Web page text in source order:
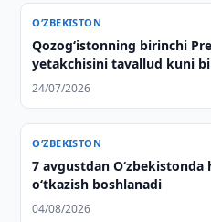
O‘ZBEKISTON
Qozogʻistonning birinchi
yetakchisini tavallud kuni
24/07/2026
O‘ZBEKISTON
7 avgustdan
o‘tkazish boshlanadi
04/08/2026